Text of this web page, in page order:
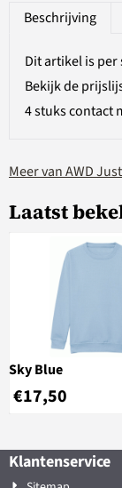
Beschrijving
Dit artikel is
Bekijk de
4 stuks contact
Meer van AWD
Laatst
Sky Blue
€17,50
Klantenservice